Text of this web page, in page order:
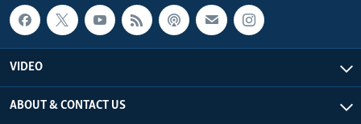
VIDEO
ABOUT & CONTACT US